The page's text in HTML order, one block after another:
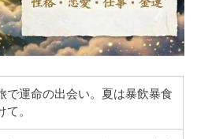
で運命の出会い。夏は暴飲暴食
て。